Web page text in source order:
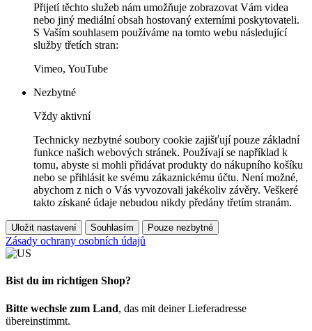
Přijetí těchto služeb nám umožňuje zobrazovat Vám videa
nebo jiný mediální obsah hostovaný externími poskytovateli.
S Vaším souhlasem používáme na tomto webu následující
služby třetích stran:
Vimeo, YouTube
Nezbytné
Vždy aktivní
Technicky nezbytné soubory cookie zajišťují pouze základní
funkce našich webových stránek. Používají se například k
tomu, abyste si mohli přidávat produkty do nákupního košíku
nebo se přihlásit ke svému zákaznickému účtu. Není možné,
abychom z nich o Vás vyvozovali jakékoliv závěry. Veškeré
takto získané údaje nebudou nikdy předány třetím stranám.
Uložit nastavení Souhlasím Pouze nezbytné
Zásady ochrany osobních údajů
Bist du im richtigen Shop?
Bitte wechsle zum Land, das mit deiner Lieferadresse
übereinstimmt.